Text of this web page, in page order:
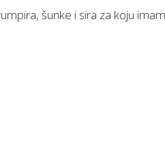
šunke i sira za koju